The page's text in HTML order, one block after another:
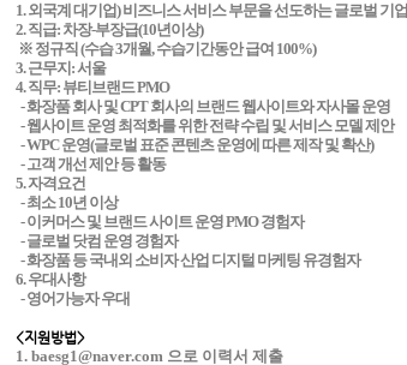
1. 외국계 대기업) 비즈니스 서비스 부문을 선도하는 글로벌 기업
2. 직급: 차장-부장급(10년이상)
※ 정규직 (수습 3개월, 수습기간동안 급여 100%)
3. 근무지: 서울
4. 직무: 뷰티브랜드 PMO
- 화장품 회사 및 CPT 회사의 브랜드 웹사이트와 자사몰 운영
- 웹사이트 운영 최적화를 위한 전략 수립 및 서비스 모델 제안
- WPC 운영(글로벌 표준 콘텐츠 운영에 따른 제작 및 확산)
- 고객 개선 제안 등 활동
5. 자격요건
- 최소 10년 이상
- 이커머스 및 브랜드 사이트 운영 PMO 경험자
- 글로벌 닷컴 운영 경험자
- 화장품 등 국내외 소비자 산업 디지털 마케팅 유경험자
6. 우대사항
- 영어가능자 우대
<지원방법>
1. baesg1@naver.com 으로 이력서 제출